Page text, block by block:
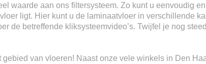
waarde aan ons filtersysteem. Zo kunt u eenvoudig
ligt. Hier kunt u de laminaatvloer in verschillende
de betreffende kliksysteemvideo’s. Twijfel je nog
van vloeren! Naast onze vele winkels in Den